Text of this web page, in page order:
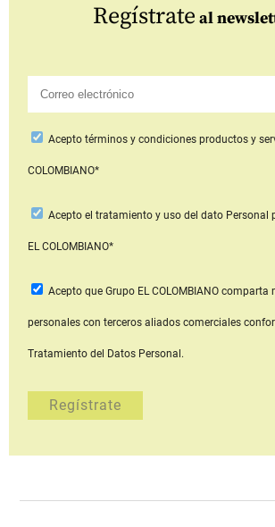
Regístrate al
Aceptotérminos y condiciones productos y
COLOMBIANO*
Acepto el tratamiento y uso del dato Personal
EL COLOMBIANO*
Acepto que Grupo EL COLOMBIANOcomparta
personales con terceros aliados comerciales
Tratamiento del Datos Personal.